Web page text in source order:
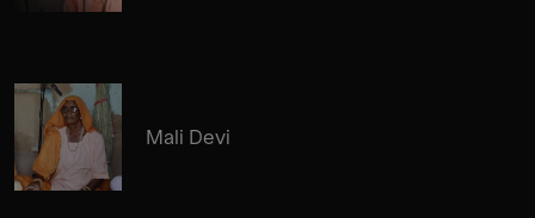
Mali Devi